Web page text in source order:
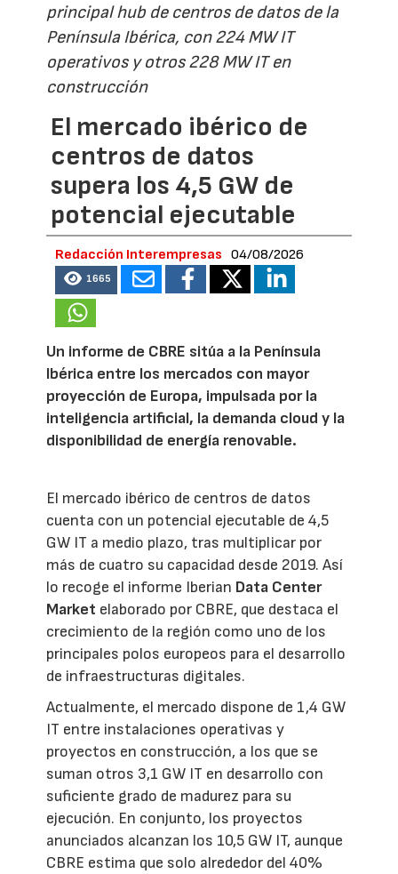
principal hub de centros de datos de la
Península Ibérica, con 224 MW IT
operativos y otros 228 MW IT en
construcción
El mercado ibérico de
centros de datos
supera los 4,5 GW de
potencial ejecutable
Redacción Interempresas 04/08/2026
1665
Un informe de CBRE sitúa a la Península
Ibérica entre los mercados con mayor
proyección de Europa, impulsada por la
inteligencia artificial, la demanda cloud y la
disponibilidad de energía renovable.
El mercado ibérico de centros de datos
cuenta con un potencial ejecutable de 4,5
GW IT a medio plazo, tras multiplicar por
más de cuatro su capacidad desde 2019. Así
lo recoge el informe Iberian Data Center
Market elaborado por CBRE, que destaca el
crecimiento de la región como uno de los
principales polos europeos para el desarrollo
de infraestructuras digitales.
Actualmente, el mercado dispone de 1,4 GW
IT entre instalaciones operativas y
proyectos en construcción, a los que se
suman otros 3,1 GW IT en desarrollo con
suficiente grado de madurez para su
ejecución. En conjunto, los proyectos
anunciados alcanzan los 10,5 GW IT, aunque
CBRE estima que solo alrededor del 40%